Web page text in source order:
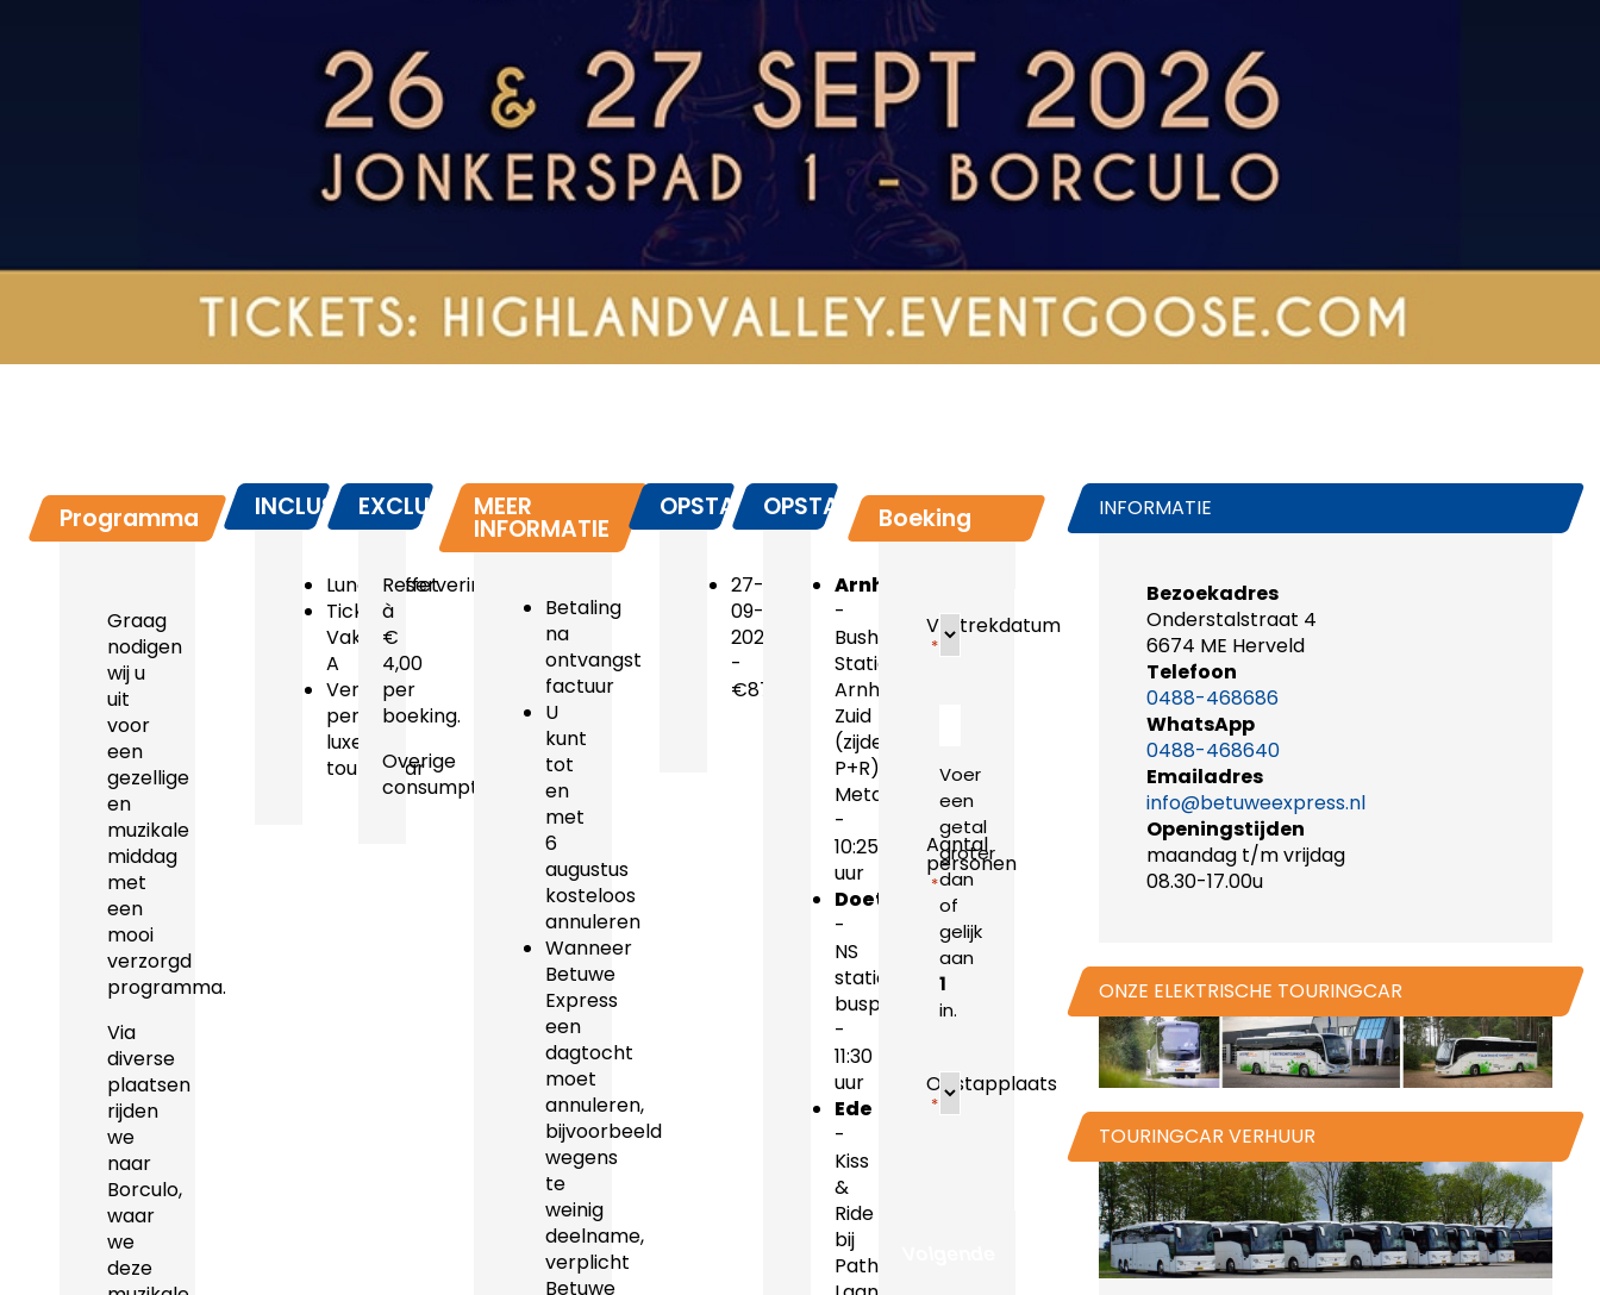
Programma
Graag
nodigen
wij u
uit
voor
een
gezellige
en
muzikale
middag
met
een
mooi
verzorgd
programma.
Via
diverse
plaatsen
rijden
we
naar
Borculo,
waar
we
deze
INCLUSIEF
Lunchbuffet
Ticket
Vak
A
Vervoer
per
luxe
touringcar
EXCLUSIEF
Reserveringskosten
à
€
4,00
per
boeking.
Overige
consumpties.
MEER
INFORMATIE
Betaling
na
ontvangst
factuur
U
kunt
tot
en
met
6
augustus
kosteloos
annuleren
Wanneer
Betuwe
Express
een
dagtocht
moet
annuleren,
bijvoorbeeld
wegens
te
weinig
deelname,
verplicht
Betuwe
OPSTAPDATA
27-
09-
2026
-
€87.50
OPSTAPPLAATSEN
Arnhem
-
Bushalte
Station
Arnhem
Zuid
(zijde
P+R),
Metamorfoseallee
-
10:25
uur
Doetinchem
-
NS
station,
busplein
-
11:30
uur
Ede
-
Kiss
&
Ride
bij
Pathé,
Boeking
Vertrekdatum
*
Aantal
personen
*
Voer
een
getal
groter
dan
of
gelijk
aan
1
in.
Opstapplaats
*
INFORMATIE
Bezoekadres
Onderstalstraat 4
6674 ME Herveld
Telefoon
0488-468686
WhatsApp
0488-468640
Emailadres
info@betuweexpress.nl
Openingstijden
maandag t/m vrijdag
08.30-17.00u
ONZE ELEKTRISCHE TOURINGCAR
TOURINGCAR VERHUUR